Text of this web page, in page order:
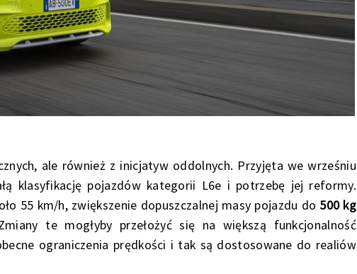
ale również z inicjatyw oddolnych. Przyjęta we wrześniu
klasyfikację pojazdów kategorii L6e i potrzebę jej reformy.
55 km/h, zwiększenie dopuszczalnej masy pojazdu do 500 kg
te mogłyby przełożyć się na większą funkcjonalność
ograniczenia prędkości i tak są dostosowane do realiów